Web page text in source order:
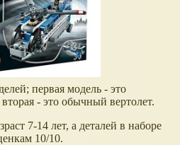
первая модель - это
- это обычный вертолет.
7-14 лет, а деталей в наборе
10/10.